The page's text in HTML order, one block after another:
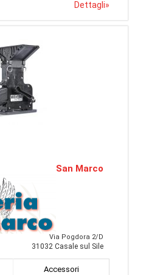
Dettagli»
San Marco
Via Pogdora 2/D
31032 Casale sul Sile
Accessori